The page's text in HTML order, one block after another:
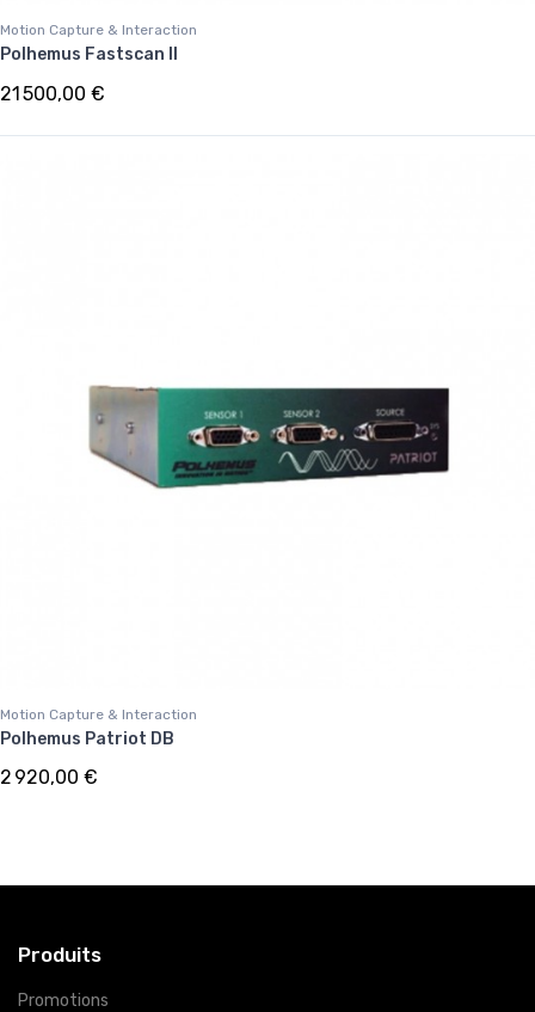
Motion Capture & Interaction
Polhemus Fastscan II
21 500,00 €
Motion Capture & Interaction
Polhemus Patriot DB
2 920,00 €
Produits
Promotions